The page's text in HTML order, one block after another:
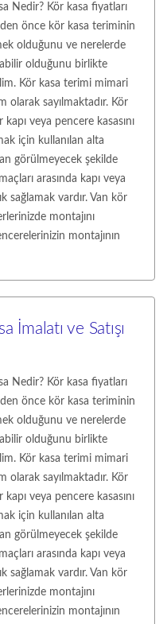
Nedir? Kör kasa fiyatları
önce kör kasa teriminin
olduğunu ve nerelerde
olduğunu birlikte
Kör kasa terimi mimari
olarak sayılmaktadır. Kör
kapı veya pencere kasasını
için kullanılan alta
görülmeyecek şekilde
arasında kapı veya
sağlamak vardır. Van kör
montajını
montajının
İmalatı ve Satışı
Nedir? Kör kasa fiyatları
önce kör kasa teriminin
olduğunu ve nerelerde
olduğunu birlikte
Kör kasa terimi mimari
olarak sayılmaktadır. Kör
kapı veya pencere kasasını
için kullanılan alta
görülmeyecek şekilde
arasında kapı veya
sağlamak vardır. Van kör
montajını
montajının